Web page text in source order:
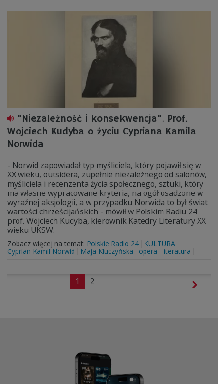
"Niezależność i konsekwencja". Prof.
Wojciech Kudyba o życiu Cypriana Kamila
Norwida
- Norwid zapowiadał typ myśliciela, który pojawił się w
XX wieku, outsidera, zupełnie niezależnego od salonów,
myśliciela i recenzenta życia społecznego, sztuki, który
ma własne wypracowane kryteria, na ogół osadzone w
wyraźnej aksjologii, a w przypadku Norwida to był świat
wartości chrześcijańskich - mówił w Polskim Radiu 24
prof. Wojciech Kudyba, kierownik Katedry Literatury XX
wieku UKSW.
Zobacz więcej na temat: Polskie Radio 24
KULTURA
Cyprian Kamil Norwid
Maja Kluczyńska opera literatura
1 2